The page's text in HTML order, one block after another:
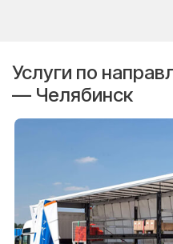
Услуги по
— Челябинск